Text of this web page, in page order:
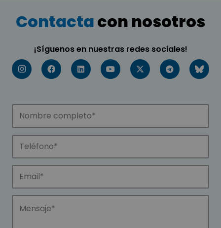
Contactacon nosotros
¡Síguenos en nuestras redes sociales!